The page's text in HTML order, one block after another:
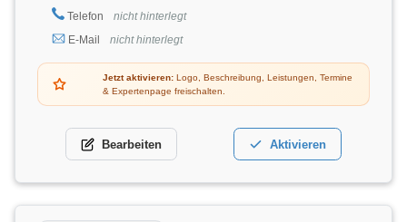
Telefon
nicht hinterlegt
E-Mail
nicht hinterlegt
Jetzt aktivieren: Logo, Beschreibung, Leistungen, Termine
& Expertenpage freischalten.
Bearbeiten Aktivieren